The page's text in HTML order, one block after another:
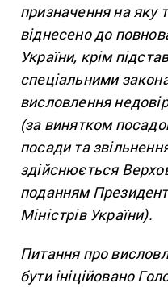
призначення на яку
віднесено до
України, крім
спеціальними
висловлення
(за винятком
посади та
здійснюється
поданням
Міністрів України).
Питання про
бути ініційовано